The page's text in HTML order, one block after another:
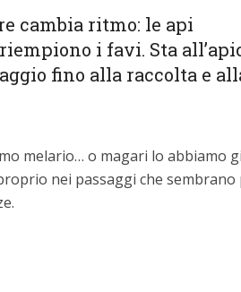
cambia ritmo: le api
i favi. Sta
fino alla raccolta e
melario… o magari lo abbiamo
nei passaggi che sembrano